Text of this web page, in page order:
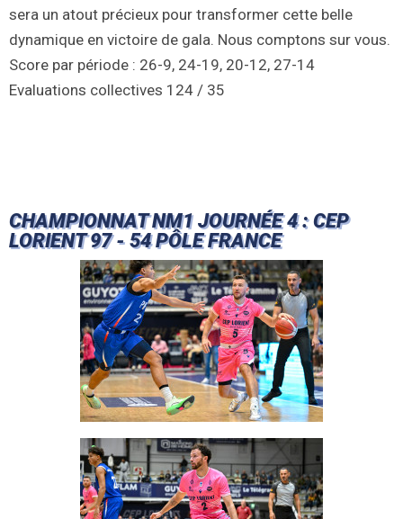
sera un atout précieux pour transformer cette belle
dynamique en victoire de gala. Nous comptons sur vous.
Score par période : 26-9, 24-19, 20-12, 27-14
Evaluations collectives 124 / 35
CHAMPIONNAT NM1 JOURNÉE 4 : CEP
LORIENT 97 - 54 PÔLE FRANCE